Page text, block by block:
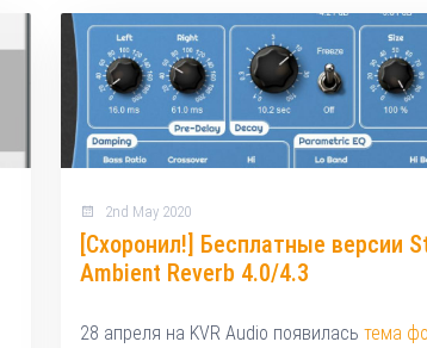
2nd May 2020
[Схоронил!] Бесплатные версии
Ambient Reverb 4.0/4.3
28 апреля на KVR Audio появилась тема